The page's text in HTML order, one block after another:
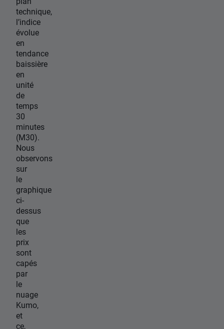
technique,
l’indice
évolue
en
tendance
baissière
en
unité
de
temps
30
minutes
(M30).
Nous
observons
sur
le
graphique
ci-
dessus
que
les
prix
sont
capés
par
le
nuage
Kumo,
et
ce,